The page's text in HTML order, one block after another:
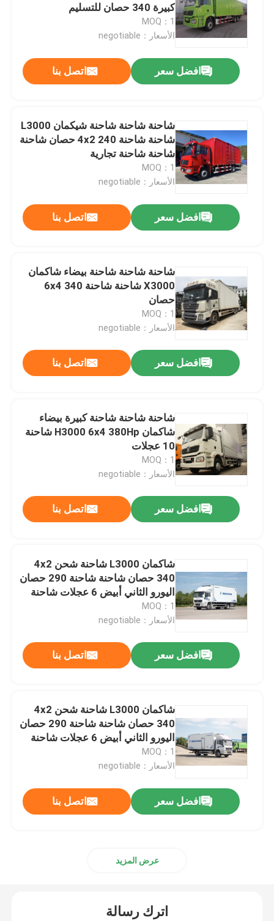
كبيرة 340 حصان للتسليم
MOQ：1
الأسعار：negotiable
افضل سعر اتصل بنا
شاحنة شاحنة شاحنة شيكمان L3000
شاحنة شاحنة 4x2 240 حصان شاحنة
شاحنة شاحنة تجارية
MOQ：1
الأسعار：negotiable
افضل سعر اتصل بنا
شاحنة شاحنة شاحنة بيضاء شاكمان
X3000 شاحنة شاحنة 6x4 340
حصان
MOQ：1
الأسعار：negotiable
افضل سعر اتصل بنا
شاحنة شاحنة شاحنة كبيرة بيضاء
شاكمان H3000 6x4 380Hp شاحنة
10 عجلات
MOQ：1
الأسعار：negotiable
افضل سعر اتصل بنا
شاكمان L3000 شاحنة شحن 4x2
340 حصان شاحنة شاحنة 290 حصان
اليورو الثاني أبيض 6 عجلات شاحنة
شحن
MOQ：1
الأسعار：negotiable
افضل سعر اتصل بنا
شاكمان L3000 شاحنة شحن 4x2
340 حصان شاحنة شاحنة 290 حصان
اليورو الثاني أبيض 6 عجلات شاحنة
شحن
MOQ：1
الأسعار：negotiable
افضل سعر اتصل بنا
عرض المزيد
اترك رسالة